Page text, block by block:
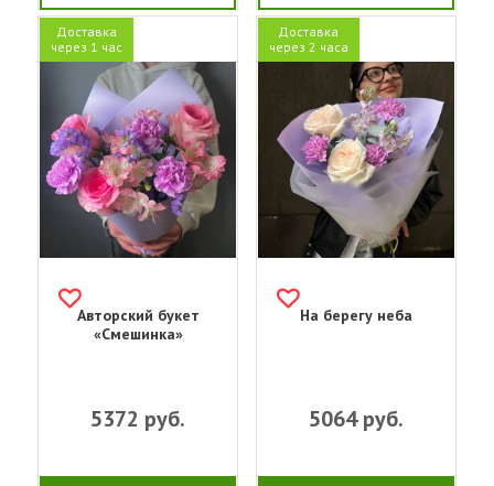
Доставка
через 1 час
Авторский букет
«Смешинка»
5372 руб.
Доставка
через 2 часа
На берегу неба
5064руб.